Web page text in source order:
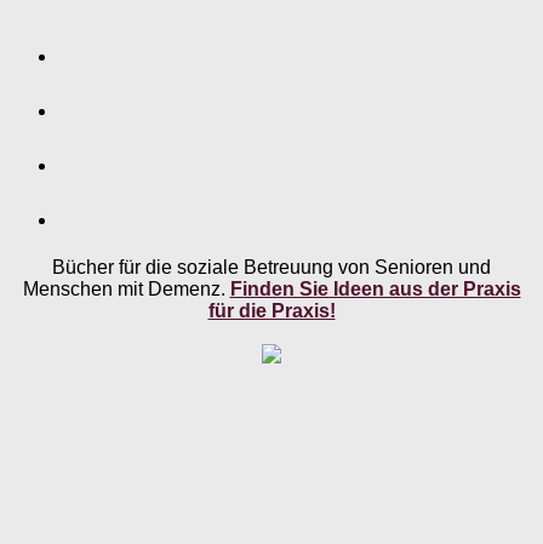
Bücher für die soziale Betreuung von Senioren und
Menschen mit Demenz. Finden Sie Ideen aus der Praxis
für die Praxis!